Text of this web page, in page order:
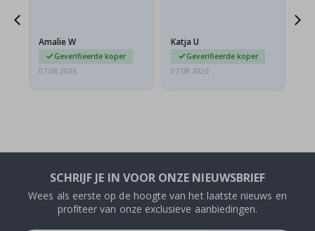
Amalie W
Geverifieerde koper
07.08.2026
Katja U
Geverifieerde koper
07.08.2026
SCHRIJF JE IN VOOR ONZE NIEUWSBRIEF
Wees als eerste op de hoogte van het laatste nieuws en
profiteer van onze exclusieve aanbiedingen.